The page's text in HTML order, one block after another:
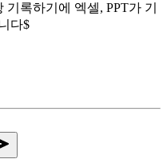
록하기에 엑셀, PPT가 기
다$